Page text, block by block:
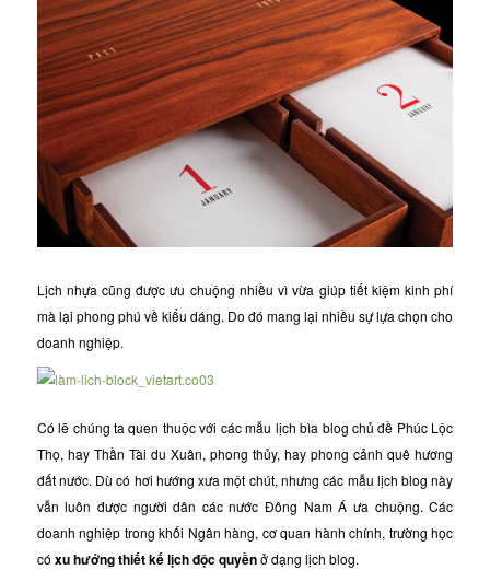
Lịch nhựa cũng được ưu chuộng nhiều vì vừa giúp tiết kiệm kinh phí
mà lại phong phú về kiểu dáng. Do đó mang lại nhiều sự lựa chọn cho
doanh nghiệp.
Có lẽ chúng ta quen thuộc với các mẫu lịch bìa blog chủ đề Phúc Lộc
Thọ, hay Thần Tài du Xuân, phong thủy, hay phong cảnh quê hương
đất nước. Dù có hơi hướng xưa một chút, nhưng các mẫu lịch blog này
vẫn luôn được người dân các nước Đông Nam Á ưa chuộng. Các
doanh nghiệp trong khối Ngân hàng, cơ quan hành chính, trường học
có xu hướng thiết kế lịch độc quyềnở dạng lịch blog.